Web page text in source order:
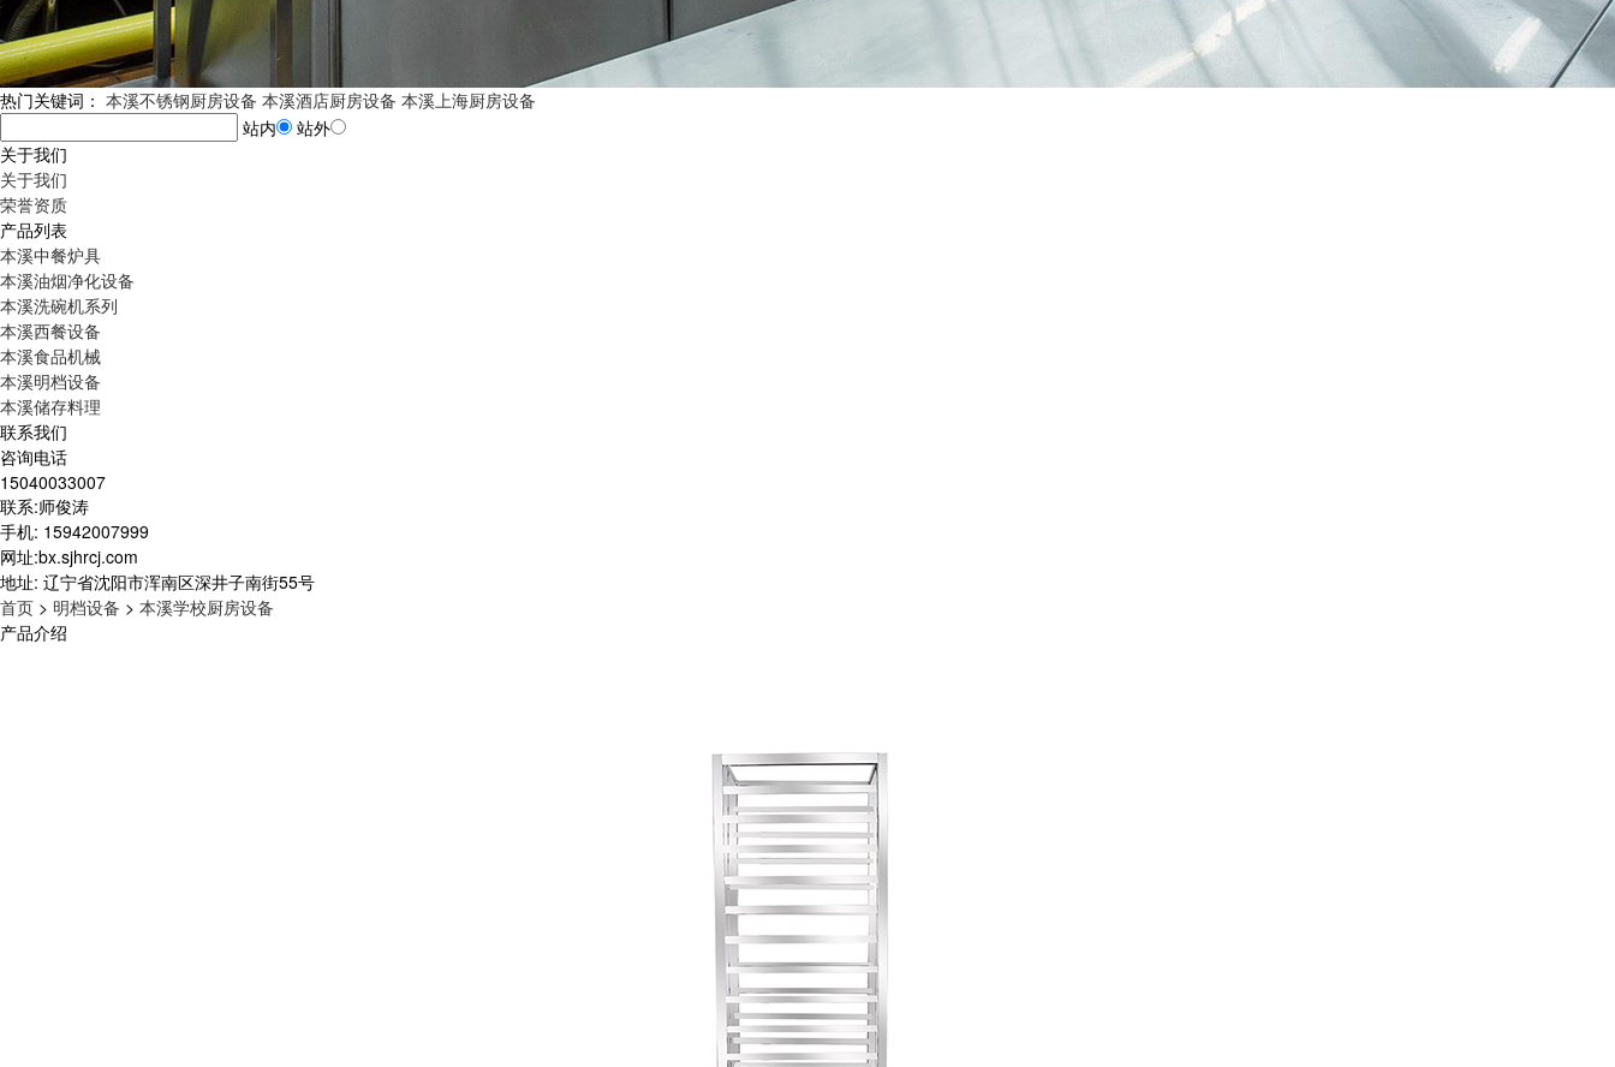
热门关键词： 本溪不锈钢厨房设备 本溪酒店厨房设备 本溪上海厨房设备
站内
站外
关于我们
关于我们
荣誉资质
产品列表
本溪中餐炉具
本溪油烟净化设备
本溪洗碗机系列
本溪西餐设备
本溪食品机械
本溪明档设备
本溪储存料理
联系我们
咨询电话
15040033007
联系:师俊涛
手机: 15942007999
网址:bx.sjhrcj.com
地址: 辽宁省沈阳市浑南区深井子南街55号
首页 > 明档设备 > 本溪学校厨房设备
产品介绍